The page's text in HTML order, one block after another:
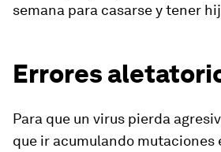
semana para casarse y tener
Errores
Para que un virus pierda
que ir acumulando mutaciones